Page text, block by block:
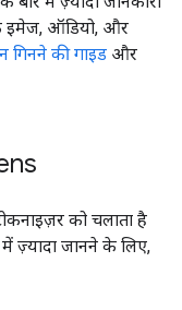
इमेज, ऑडियो, और
गिनने की गाइड और
को चलाता है
ज़्यादा जानने के लिए,